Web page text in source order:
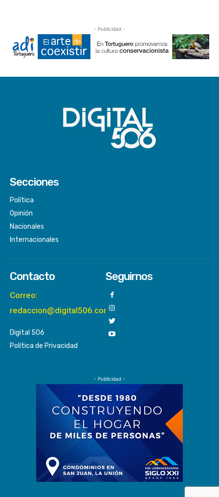
- Publicidad -
Secciones
Política
Opinión
Nacionales
Internacionales
Contacto
Correo:
redaccion@digital506.com
Digital 506
Política de Privacidad
Seguirnos
- Publicidad -